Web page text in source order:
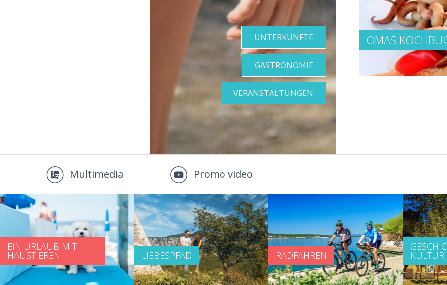
OMAS
UNTERKÜNFTE
GASTRONOMIE
VERANSTALTUNGEN
Multimedia Promo video
EIN URLAUB MIT
HAUSTIEREN LIEBESPFAD RADFAHREN KULTUR